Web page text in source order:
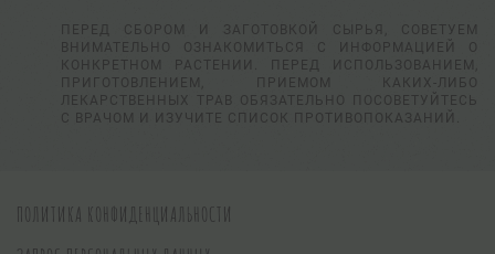
ПЕРЕД СБОРОМ И ЗАГОТОВКОЙ СЫРЬЯ, СОВЕТУЕМ
ВНИМАТЕЛЬНО ОЗНАКОМИТЬСЯ С ИНФОРМАЦИЕЙ О
КОНКРЕТНОМ РАСТЕНИИ. ПЕРЕД ИСПОЛЬЗОВАНИЕМ,
ПРИГОТОВЛЕНИЕМ, ПРИЕМОМ КАКИХ-ЛИБО
ЛЕКАРСТВЕННЫХ ТРАВ ОБЯЗАТЕЛЬНО ПОСОВЕТУЙТЕСЬ
С ВРАЧОМ И ИЗУЧИТЕ СПИСОК ПРОТИВОПОКАЗАНИЙ.
ПОЛИТИКА КОНФИДЕНЦИАЛЬНОСТИ